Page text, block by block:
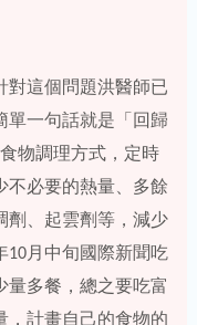
對這個問題洪醫師已
單一句話就是「回歸
物調理方式，定時
不必要的熱量、多餘
劑、起雲劑等，減少
10月中旬國際新聞吃
量多餐，總之要吃富
，計畫自己的食物的